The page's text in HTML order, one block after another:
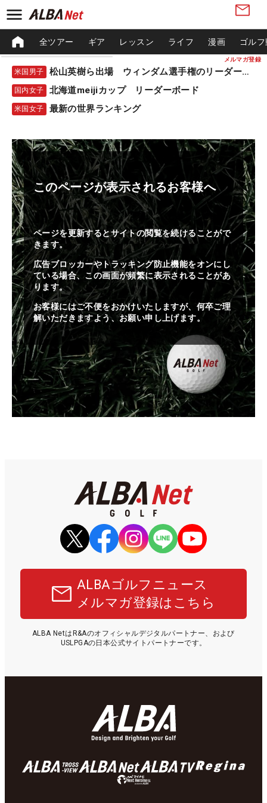
メルマガ登録
全ツアー ギア レッスン ライフ 漫画 ゴル
米国男子 松山英樹ら出場 ウィンダム選手権のリーダーボード
国内女子 北海道meijiカップ リーダーボード
米国女子 最新の世界ランキング
このページが表示されるお客様へ
ページを更新するとサイトの閲覧を続けることがで
きます。
広告ブロッカーやトラッキング防止機能をオンにし
ている場合、この画面が頻繁に表示されることがあ
ります。
お客様にはご不便をおかけいたしますが、何卒ご理
解いただきますよう、お願い申し上げます。
ALBAゴルフニュース
メルマガ登録はこちら
ALBA NetはR&Aのオフィシャルデジタルパートナー、および
USLPGAの日本公式サイトパートナーです。